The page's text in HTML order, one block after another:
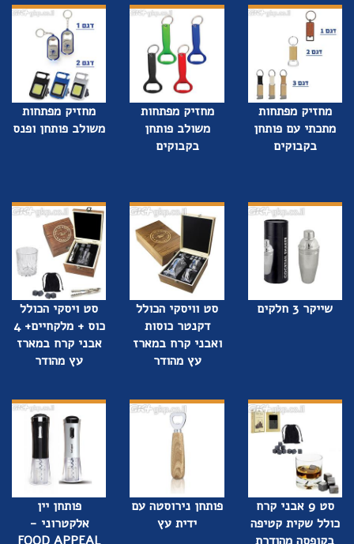
מחזיק מפתחות
מתכתי עם פותחן
בקבוקים
מחזיק מפתחות
משולב פותחן
בקבוקים
מחזיק מפתחות
משולב פותחן ופנס
שייקר 3 חלקים
סט וויסקי הכולל
דקנטר כוסות
ואבני קרח במארז
עץ מהודר
סט ויסקי הכולל
כוס + מלקחיים+ 4
אבני קרח במארז
עץ מהודר
סט 9 אבני קרח
כולל שקית קטיפה
פותחן נירוסטה עם
ידית עץ
פותחן יין
אלקטרוני -